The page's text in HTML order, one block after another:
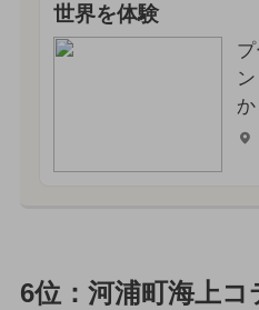
世界を体験
6位：河浦町海上コ